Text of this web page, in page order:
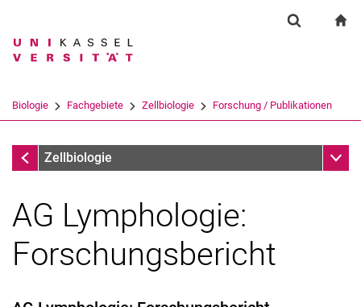
Springe direkt zu: Inhalt
Springe direkt zu: Suche
Springe direkt zu:
Suchbegriff
Suchen (öffnet externen Link in einem
Biologie Fachgebiete Zellbiologie Forschung / Publikationen
Forschung / Publikationen
Zellbiologie
AG Lymphologie:
Forschungsbericht